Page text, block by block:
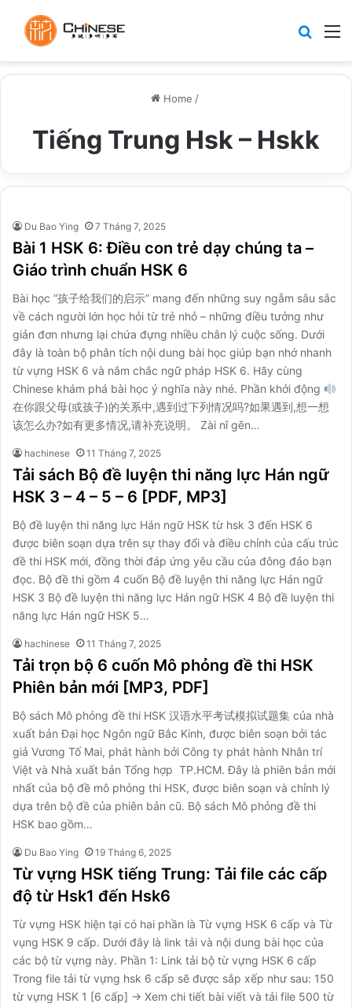
Home /
Tiếng Trung Hsk – Hskk
Du Bao Ying 7 Tháng 7, 2025
Bài 1 HSK 6: Điều con trẻ dạy chúng ta –
Giáo trình chuẩn HSK 6
Bài học “孩子给我们的启示” mang đến những suy ngẫm sâu sắc
về cách người lớn học hỏi từ trẻ nhỏ – những điều tưởng như
giản đơn nhưng lại chứa đựng nhiều chân lý cuộc sống. Dưới
đây là toàn bộ phân tích nội dung bài học giúp bạn nhớ nhanh
từ vựng HSK 6 và nắm chắc ngữ pháp HSK 6. Hãy cùng
Chinese khám phá bài học ý nghĩa này nhé. Phần khởi động
在你跟父母(或孩子)的关系中,遇到过下列情况吗?如果遇到,想一想
该怎么办?如有更多情况,请补充说明。 Zài nǐ gēn…
hachinese 11 Tháng 7, 2025
Tải sách Bộ đề luyện thi năng lực Hán ngữ
HSK 3 – 4 – 5 – 6 [PDF, MP3]
Bộ đề luyện thi năng lực Hán ngữ HSK từ hsk 3 đến HSK 6
được biên soạn dựa trên sự thay đổi và điều chỉnh của cấu trúc
đề thi HSK mới, đồng thời đáp ứng yêu cầu của đông đảo bạn
đọc. Bộ đề thi gồm 4 cuốn Bộ đề luyện thi năng lực Hán ngữ
HSK 3 Bộ đề luyện thi năng lực Hán ngữ HSK 4 Bộ đề luyện thi
năng lực Hán ngữ HSK 5…
hachinese 11 Tháng 7, 2025
Tải trọn bộ 6 cuốn Mô phỏng đề thi HSK
Phiên bản mới [MP3, PDF]
Bộ sách Mô phỏng đề thi HSK 汉语水平考试模拟试题集 của nhà
xuất bản Đại học Ngôn ngữ Bắc Kinh, được biên soạn bởi tác
giả Vương Tố Mai, phát hành bởi Công ty phát hành Nhân trí
Việt và Nhà xuất bản Tổng hợp TP.HCM. Đây là phiên bản mới
nhất của bộ đề mô phỏng thi HSK, được biên soạn và chỉnh lý
dựa trên bộ đề của phiên bản cũ. Bộ sách Mô phỏng đề thi
HSK bao gồm…
Du Bao Ying 19 Tháng 6, 2025
Từ vựng HSK tiếng Trung: Tải file các cấp
độ từ Hsk1 đến Hsk6
Từ vựng HSK hiện tại có hai phần là Từ vựng HSK 6 cấp và Từ
vụng HSK 9 cấp. Dưới đây là link tải và nội dung bài học của
các bộ từ vựng này. Phần 1: Link tải bộ từ vựng HSK 6 cấp
Trong file tải từ vựng hsk 6 cấp sẽ được sắp xếp như sau: 150
từ vựng HSK 1 [6 cấp] → Xem chi tiết bài viết và tải file 500 từ